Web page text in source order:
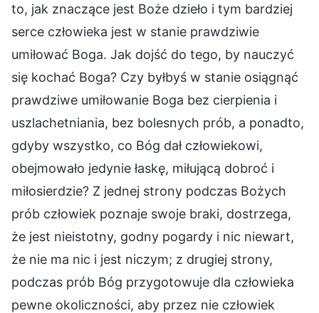
to, jak znaczące jest Boże dzieło i tym bardziej
serce człowieka jest w stanie prawdziwie
umiłować Boga. Jak dojść do tego, by nauczyć
się kochać Boga? Czy byłbyś w stanie osiągnąć
prawdziwe umiłowanie Boga bez cierpienia i
uszlachetniania, bez bolesnych prób, a ponadto,
gdyby wszystko, co Bóg dał człowiekowi,
obejmowało jedynie łaskę, miłującą dobroć i
miłosierdzie? Z jednej strony podczas Bożych
prób człowiek poznaje swoje braki, dostrzega,
że jest nieistotny, godny pogardy i nic niewart,
że nie ma nic i jest niczym; z drugiej strony,
podczas prób Bóg przygotowuje dla człowieka
pewne okoliczności, aby przez nie człowiek